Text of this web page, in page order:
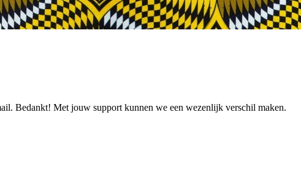
Bedankt! Met jouw support kunnen we een wezenlijk verschil maken.